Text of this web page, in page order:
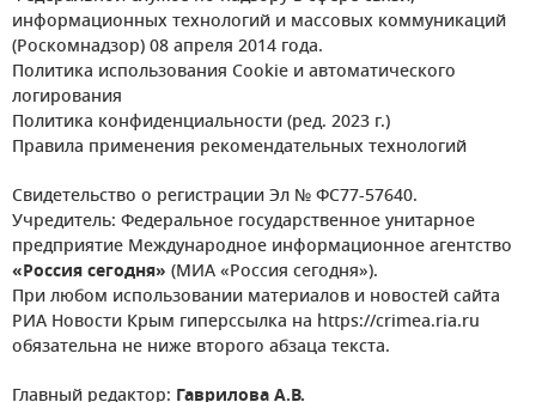
информационных технологий и массовых коммуникаций
(Роскомнадзор) 08 апреля 2014 года.
Политика использования Cookie и автоматического
логирования
Политика конфиденциальности (ред. 2023 г.)
Правила применения рекомендательных технологий
Свидетельство о регистрации Эл № ФС77-57640.
Учредитель: Федеральное государственное унитарное
предприятие Международное информационное агентство
«Россия сегодня» (МИА «Россия сегодня»).
При любом использовании материалов и новостей сайта
РИА Новости Крым гиперссылка на https://crimea.ria.ru
обязательна не ниже второго абзаца текста.